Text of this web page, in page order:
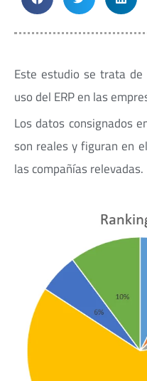
Este estudio se trata
uso del ERP en las
Los datos consignados
son reales y figuran en
las compañías relevadas.